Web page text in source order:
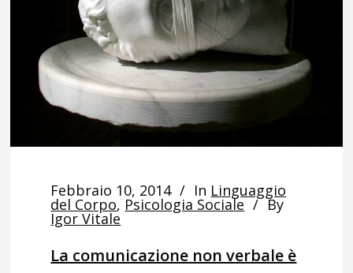
Febbraio 10, 2014 In Linguaggio
del Corpo, Psicologia Sociale By
Igor Vitale
La comunicazione non verbale è